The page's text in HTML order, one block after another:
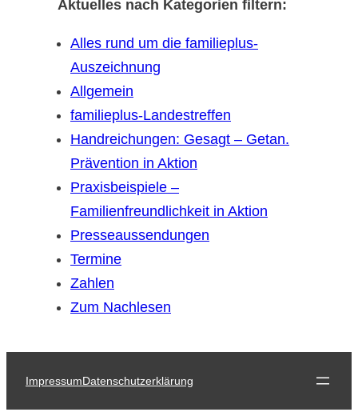
Aktuelles nach Kategorien filtern:
Alles rund um die familieplus-
Auszeichnung
Allgemein
familieplus-Landestreffen
Handreichungen: Gesagt – Getan.
Prävention in Aktion
Praxisbeispiele –
Familienfreundlichkeit in Aktion
Presseaussendungen
Termine
Zahlen
Zum Nachlesen
ImpressumDatenschutzerklärung